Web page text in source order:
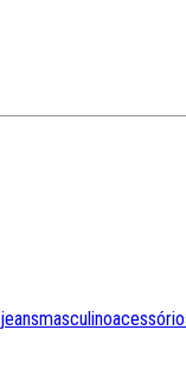
jeansmasculino